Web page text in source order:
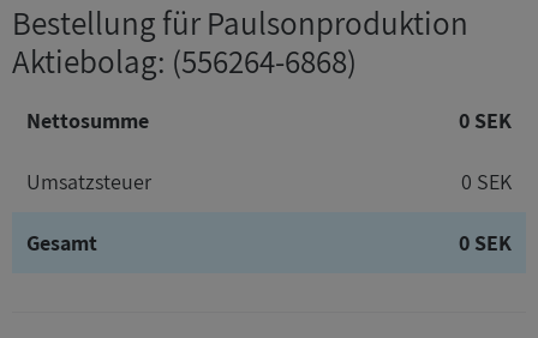
Bestellung für Paulsonproduktion
Aktiebolag: (556264-6868)
Nettosumme 0 SEK
Umsatzsteuer 0 SEK
Gesamt 0 SEK